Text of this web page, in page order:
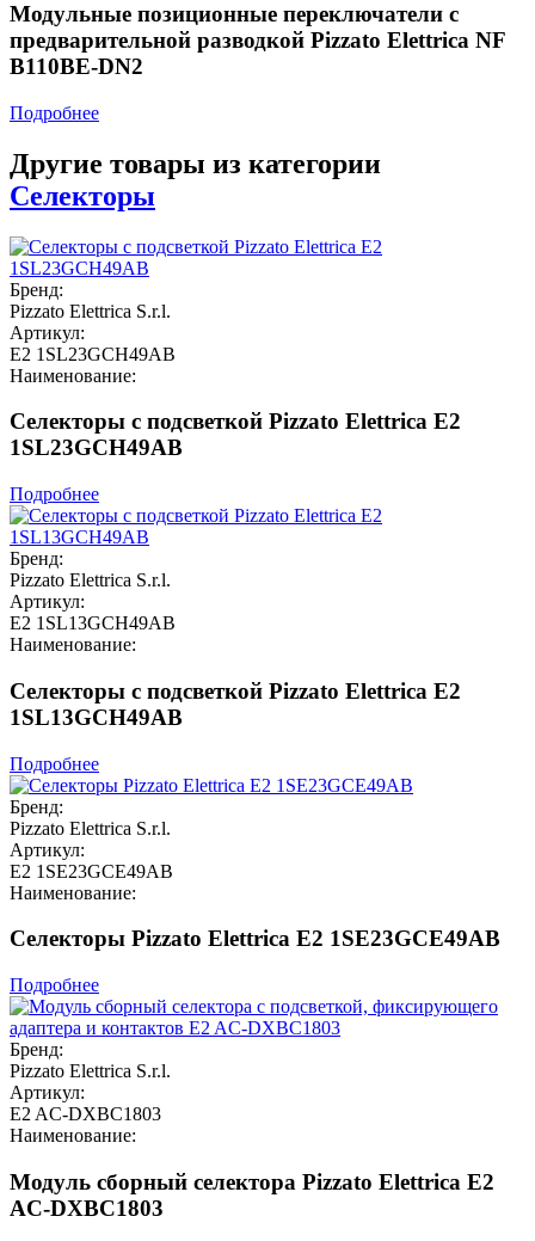
Модульные позиционные переключатели с
предварительной разводкой Pizzato Elettrica NF
B110BE-DN2
Подробнее
Другие товары из категории
Селекторы
Бренд:
Pizzato Elettrica S.r.l.
Артикул:
E2 1SL23GCH49AB
Наименование:
Селекторы с подсветкой Pizzato Elettrica E2
1SL23GCH49AB
Подробнее
Бренд:
Pizzato Elettrica S.r.l.
Артикул:
E2 1SL13GCH49AB
Наименование:
Селекторы с подсветкой Pizzato Elettrica E2
1SL13GCH49AB
Подробнее
Бренд:
Pizzato Elettrica S.r.l.
Артикул:
E2 1SE23GCE49AB
Наименование:
Селекторы Pizzato Elettrica E2 1SE23GCE49AB
Подробнее
Бренд:
Pizzato Elettrica S.r.l.
Артикул:
E2 AC-DXBC1803
Наименование:
Модуль сборный селектора Pizzato Elettrica E2
AC-DXBC1803